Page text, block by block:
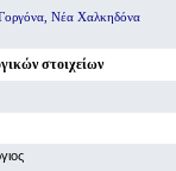
Νέα Χαλκηδόνα
στοιχείων